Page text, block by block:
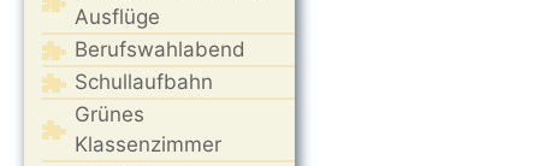
Ausflüge
Berufswahlabend
Schullaufbahn
Grünes
Klassenzimmer